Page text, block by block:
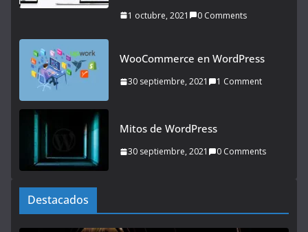
1 octubre, 2021 0 Comments
WooCommerce en WordPress
30 septiembre, 2021 1 Comment
Mitos de WordPress
30 septiembre, 2021 0 Comments
Destacados